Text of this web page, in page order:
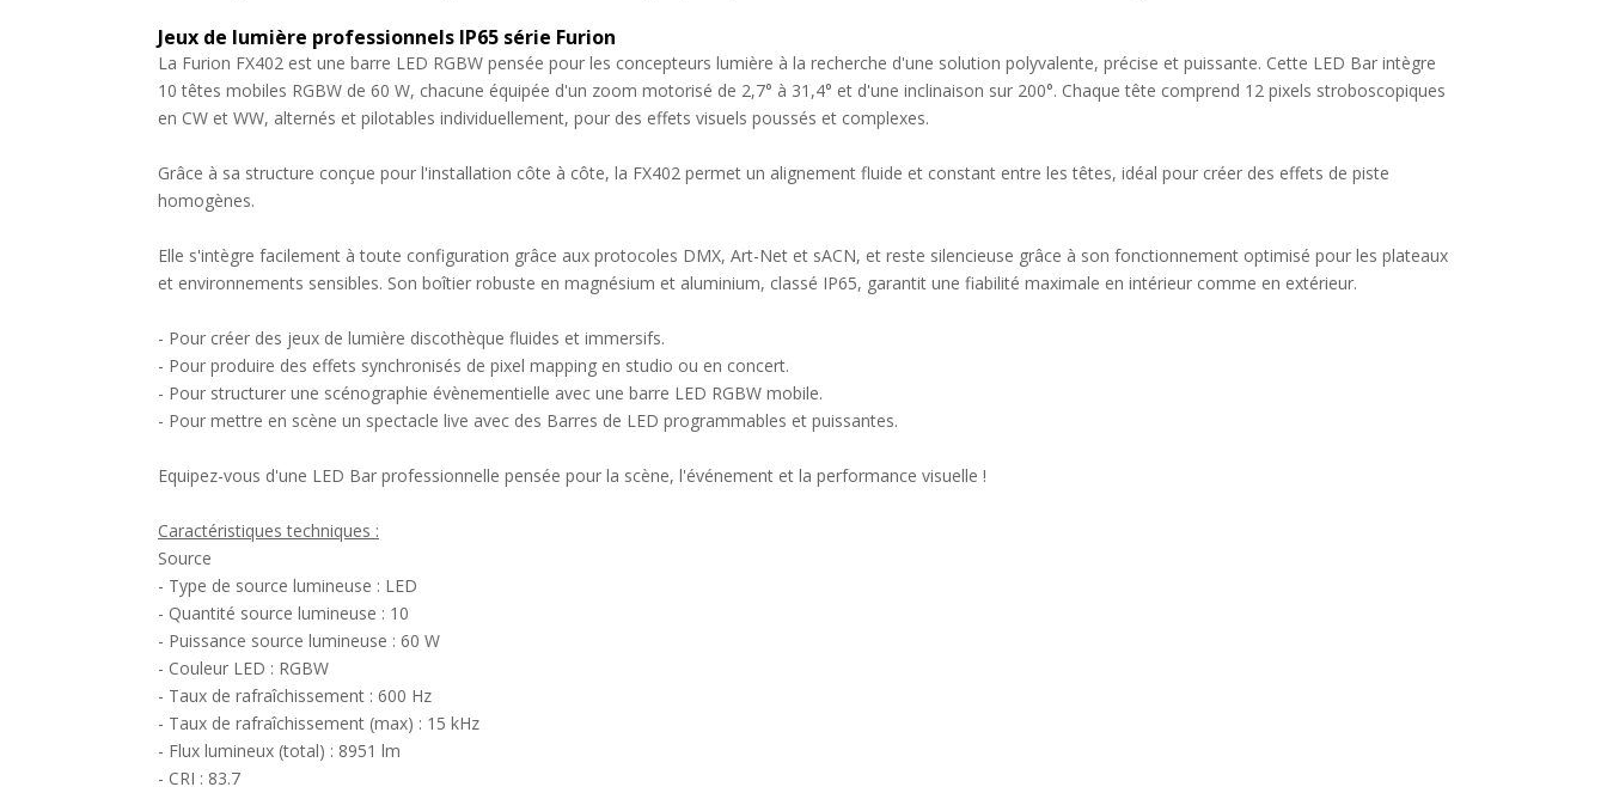
Jeux de lumière professionnels IP65 série Furion
La Furion FX402 est une barre LED RGBW pensée pour les concepteurs lumière à la recherche d'une solution polyvalente, précise et puissante. Cette LED Bar intègre
10 têtes mobiles RGBW de 60 W, chacune équipée d'un zoom motorisé de 2,7° à 31,4° et d'une inclinaison sur 200°. Chaque tête comprend 12 pixels stroboscopiques
en CW et WW, alternés et pilotables individuellement, pour des effets visuels poussés et complexes.
Grâce à sa structure conçue pour l'installation côte à côte, la FX402 permet un alignement fluide et constant entre les têtes, idéal pour créer des effets de piste
homogènes.
Elle s'intègre facilement à toute configuration grâce aux protocoles DMX, Art-Net et sACN, et reste silencieuse grâce à son fonctionnement optimisé pour les plateaux
et environnements sensibles. Son boîtier robuste en magnésium et aluminium, classé IP65, garantit une fiabilité maximale en intérieur comme en extérieur.
- Pour créer des jeux de lumière discothèque fluides et immersifs.
- Pour produire des effets synchronisés de pixel mapping en studio ou en concert.
- Pour structurer une scénographie évènementielle avec une barre LED RGBW mobile.
- Pour mettre en scène un spectacle live avec des Barres de LED programmables et puissantes.
Equipez-vous d'une LED Bar professionnelle pensée pour la scène, l'événement et la performance visuelle !
Caractéristiques techniques :
Source
- Type de source lumineuse : LED
- Quantité source lumineuse : 10
- Puissance source lumineuse : 60 W
- Couleur LED : RGBW
- Taux de rafraîchissement : 600 Hz
- Taux de rafraîchissement (max) : 15 kHz
- Flux lumineux (total) : 8951 lm
- CRI : 83.7